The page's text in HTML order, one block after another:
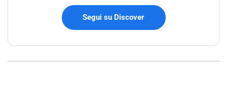
Segui su Discover